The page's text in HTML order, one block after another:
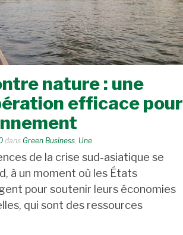
nature : une
efficace pour
dans Green Business, Une
de la crise sud-asiatique se
à un moment où les États
pour soutenir leurs économies
qui sont des ressources